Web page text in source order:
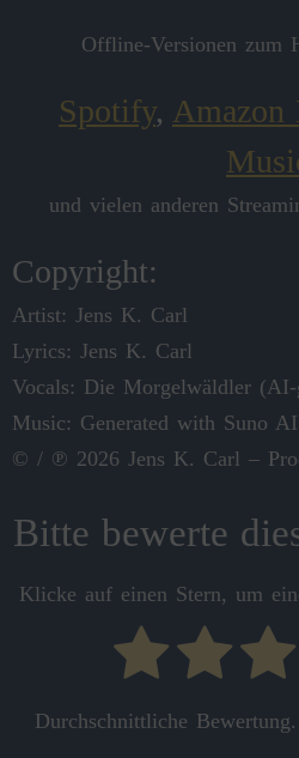
Offline-Versionen zum
Spotify, Amazon
und vielen anderen
Copyright:
Artist: Jens K. Carl
Lyrics: Jens K. Carl
Vocals: Die Morgelwäldler
Music: Generated with Suno AI
© / ℗ 2026 Jens K. Carl –
Bitte bewerte
Klicke auf einen Stern, um
Durchschnittliche Bewertung.